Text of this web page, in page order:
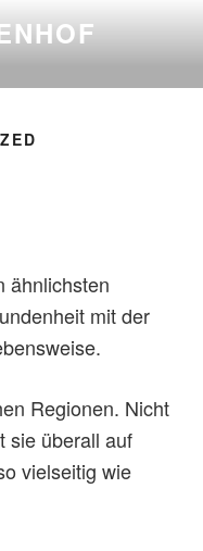
ähnlichsten
mit der
Regionen. Nicht
sie überall auf
vielseitig wie